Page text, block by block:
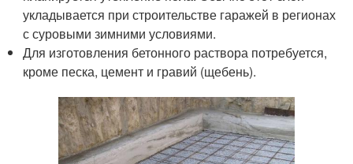
укладывается при строительстве гаражей в регионах
с суровыми зимними условиями.
Для изготовления бетонного раствора потребуется,
кроме песка, цемент и гравий (щебень).